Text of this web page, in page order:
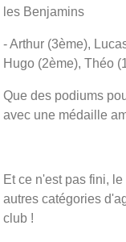
les Benjamins
- Arthur (3ème),
Hugo (2ème), Théo
Que des podiums
avec une médaille
Et ce n'est pas fini,
autres catégories
club !